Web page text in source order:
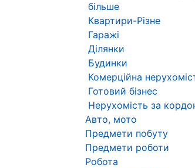
більше
Квартири-Різне
Гаражі
Ділянки
Будинки
Комерційна
Готовий бізнес
Нерухомість за
Авто, мото
Предмети побуту
Предмети роботи
Робота